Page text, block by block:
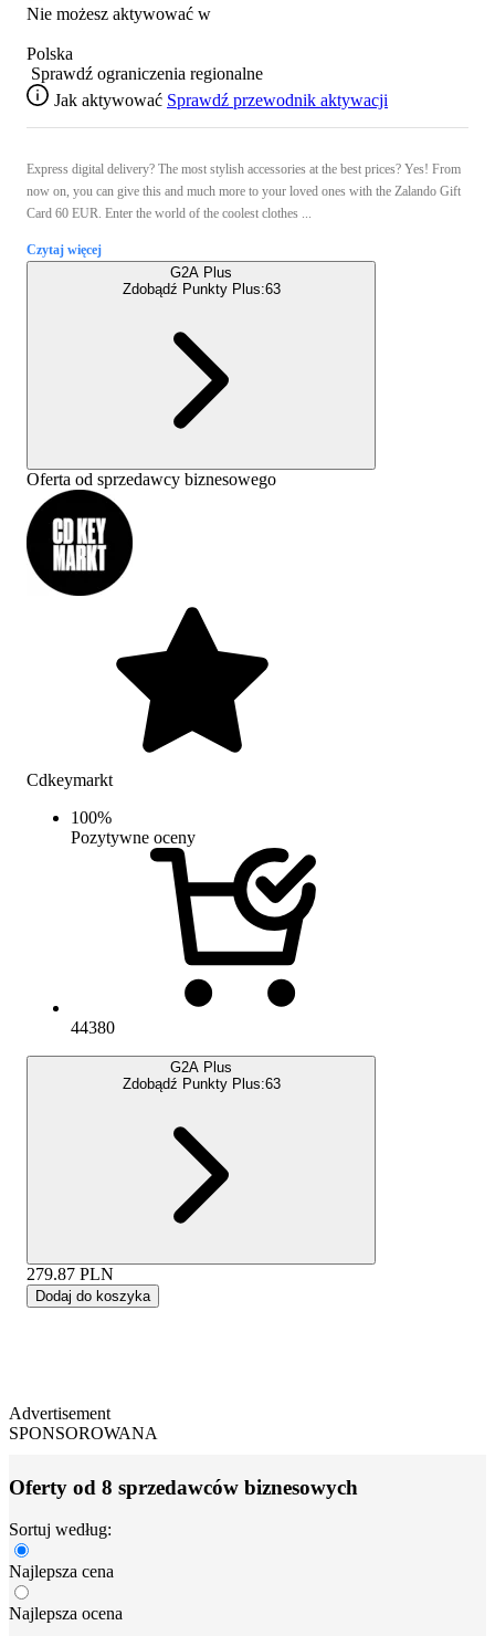
Nie możesz aktywować w
Polska
Sprawdź ograniczenia regionalne
Jak aktywować Sprawdź przewodnik aktywacji
Express digital delivery? The most stylish accessories at the best prices? Yes! From
now on, you can give this and much more to your loved ones with the Zalando Gift
Card 60 EUR. Enter the world of the coolest clothes ...
Czytaj więcej
G2A Plus
Zdobądź Punkty Plus:63
Oferta od sprzedawcy biznesowego
Cdkeymarkt
100%
Pozytywne oceny
44380
G2A Plus
Zdobądź Punkty Plus:63
279.87 PLN
Dodaj do koszyka
Advertisement
SPONSOROWANA
Oferty od 8 sprzedawców biznesowych
Sortuj według:
Najlepsza cena
Najlepsza ocena